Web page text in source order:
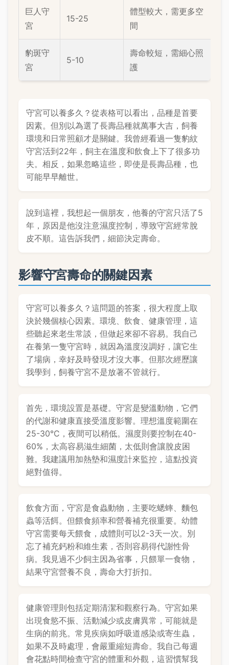
巨人守
宮
15-25
體型較大，需更多空
間
豹斑守
宮
5-10
壽命較短，需細心照
護
守宮可以養多久？從表格可以看出，品種是首要
因素。但別以為選了長壽品種就萬事大吉，飼養
環境和日常照顧才是關鍵。我曾經看過一隻豹紋
守宮活到22年，飼主在溫度和飲食上下了很多功
夫。相反，如果忽略這些，即使是長壽品種，也
可能早早離世。
說到這裡，我想起一個朋友，他養的守宮只活了5
年，原因是他沒注意濕度控制，導致守宮經常脫
皮不順。這告訴我們，細節決定壽命。
影響守宮壽命的關鍵因素
守宮可以養多久？這問題的答案，很大程度上取
決於幾個核心因素。環境、飲食、健康管理，這
些聽起來老生常談，但做起來卻不容易。我自己
在養第一隻守宮時，就因為溫度沒調好，讓它生
了場病，幸好及時發現才沒大事。但那次經歷讓
我學到，飼養守宮不是放著不管就行。
首先，環境設置是基礎。守宮是變溫動物，它們
的代謝和健康直接受溫度影響。理想溫度範圍在
25-30°C，夜間可以稍低。濕度則要控制在40-
60%，太高容易滋生細菌，太低則會讓脫皮困
難。我建議用加熱墊和濕度計來監控，這點投資
絕對值得。
飲食方面，守宮是食蟲動物，主要吃蟋蟀、麵包
蟲等活餌。但餵食頻率和營養補充很重要。幼體
守宮需要每天餵食，成體則可以2-3天一次。別
忘了補充鈣粉和維生素，否則容易得代謝性骨
病。我見過不少飼主因為省事，只餵單一食物，
結果守宮營養不良，壽命大打折扣。
健康管理則包括定期清潔和觀察行為。守宮如果
出現食慾不振、活動減少或皮膚異常，可能就是
生病的前兆。常見疾病如呼吸道感染或寄生蟲，
如果不及時處理，會嚴重縮短壽命。我自己每週
會花點時間檢查守宮的體重和外觀，這習慣幫我